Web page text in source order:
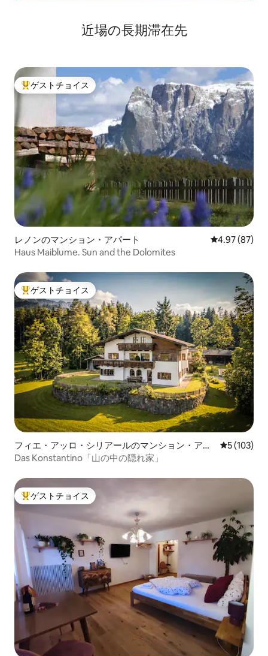
近場の長期滞在先
大好評のゲストチョイスです。
ゲストチョイス
レノンのマンション・アパート レビュー87
4.97 (87)
Haus Maiblume. Sun and the Dolomites
大好評のゲストチョイスです。
ゲストチョイス
フィエ・アッロ・シリアールのマンション・アパ
ート
レビュー
5 (103)
Das Konstantino「山の中の隠れ家」
大好評のゲストチョイスです。
ゲストチョイス